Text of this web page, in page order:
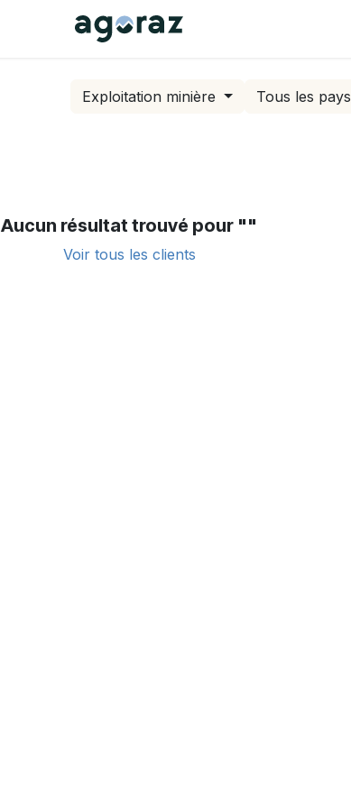
Exploitation minière Tous les pays
Aucun résultat trouvé pour ""
Voir tous les clients